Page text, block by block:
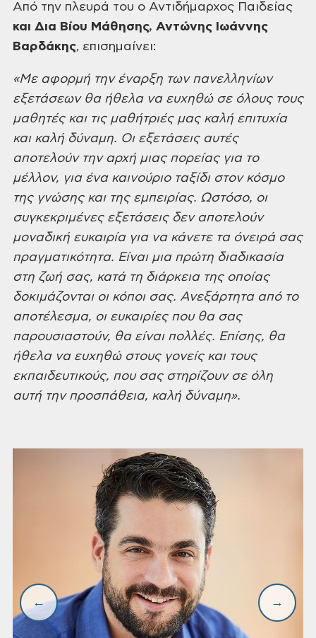
Από την πλευρά του ο Αντιδήμαρχος Παιδείας
και Δια Βίου Μάθησης, Αντώνης Ιωάννης
Βαρδάκης, επισημαίνει:
«Με αφορμή την έναρξη των πανελληνίων
εξετάσεων θα ήθελα να ευχηθώ σε όλους τους
μαθητές και τις μαθήτριές μας καλή επιτυχία
και καλή δύναμη. Οι εξετάσεις αυτές
αποτελούν την αρχή μιας πορείαςγια το
μέλλον, για ένα καινούριο ταξίδι στον κόσμο
της γνώσης και τηςεμπειρίας. Ωστόσο, οι
συγκεκριμένες εξετάσεις δεν αποτελούν
μοναδική ευκαιρίαγια να κάνετε τα όνειρά σας
πραγματικότητα. Είναι μια πρώτη διαδικασία
στη ζωή σας, κατά τη διάρκεια της οποίας
δοκιμάζονται οι κόποι σας. Ανεξάρτητα από το
αποτέλεσμα, οι ευκαιρίες που θα σας
παρουσιαστούν, θα είναι πολλές. Επίσης, θα
ήθελα να ευχηθώ στους γονείς και τους
εκπαιδευτικούς, που σας στηρίζουν σε όλη
αυτή την προσπάθεια, καλή δύναμη».